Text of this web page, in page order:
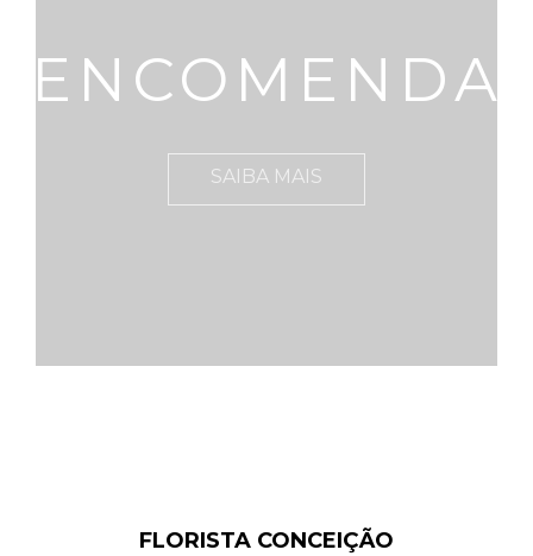
ENCOMENDA
SAIBA MAIS
FLORISTA CONCEIÇÃO